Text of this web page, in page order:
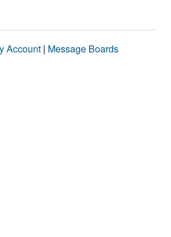
Account | Message Boards